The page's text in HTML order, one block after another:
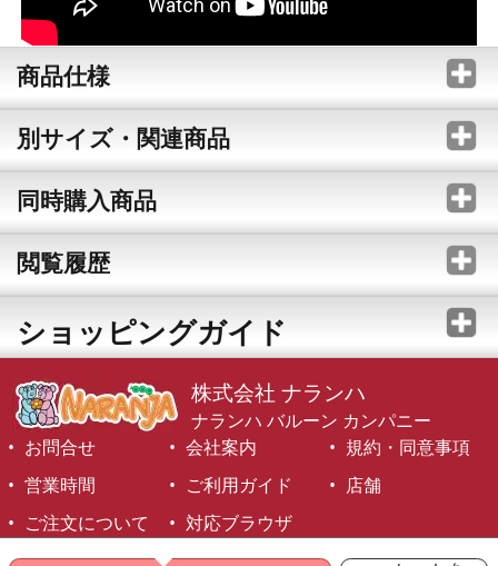
商品仕様
別サイズ・関連商品
同時購入商品
閲覧履歴
ショッピングガイド
株式会社 ナランハ
ナランハ バルーン カンパニー
お問合せ
会社案内
規約・同意事項
営業時間
ご利用ガイド
店舗
ご注文について
対応ブラウザ
©1999-2026 NARANJA Inc. All Rights Reserved.